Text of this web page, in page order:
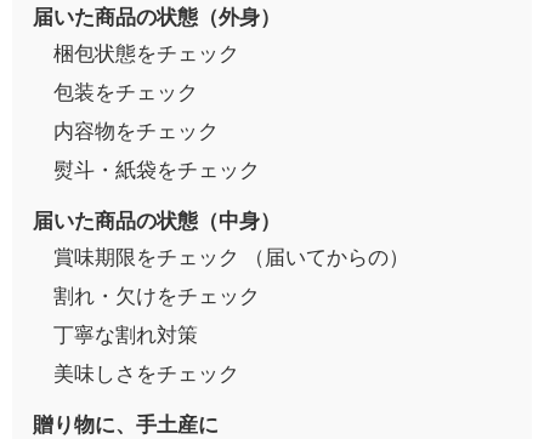
届いた商品の状態（外身）
梱包状態をチェック
包装をチェック
内容物をチェック
熨斗・紙袋をチェック
届いた商品の状態（中身）
賞味期限をチェック （届いてからの）
割れ・欠けをチェック
丁寧な割れ対策
美味しさをチェック
贈り物に、手土産に